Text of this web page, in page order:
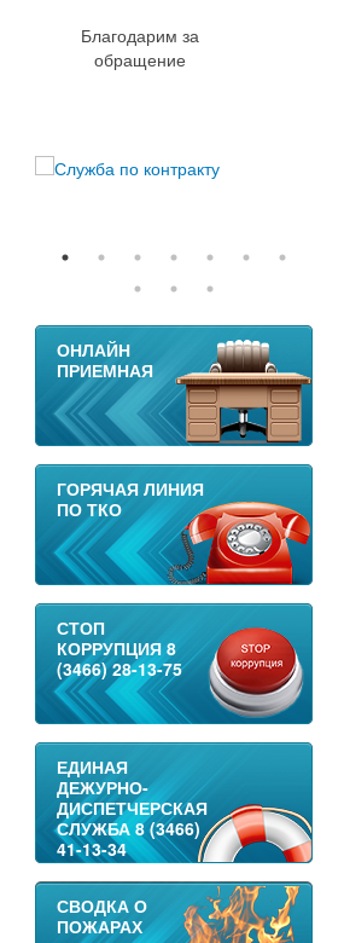
Благодарим за
обращение
11
ОНЛАЙН
ПРИЕМНАЯ
ГОРЯЧАЯ ЛИНИЯ
ПО ТКО
СТОП
КОРРУПЦИЯ 8
(3466) 28-13-75
ЕДИНАЯ
ДЕЖУРНО-
ДИСПЕТЧЕРСКАЯ
СЛУЖБА 8 (3466)
41-13-34
СВОДКА О
ПОЖАРАХ